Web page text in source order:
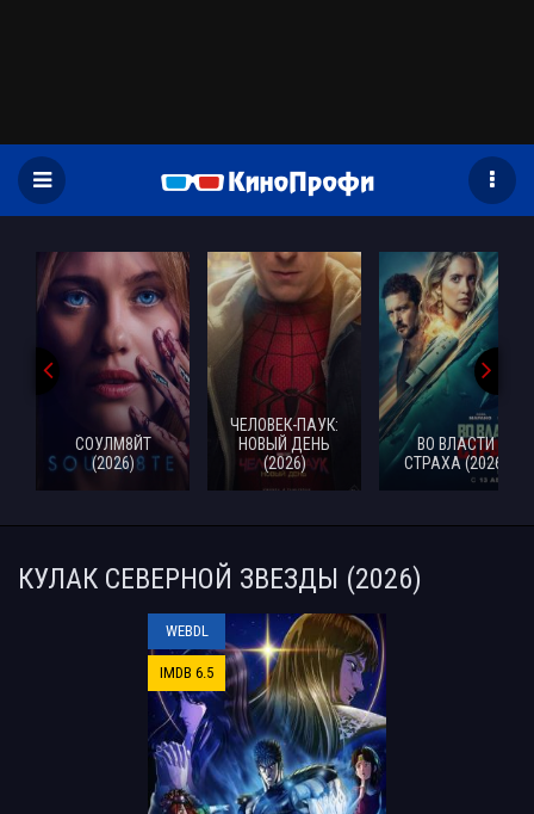
СОУЛМ8ЙТ
(2026)
ЧЕЛОВЕК-ПАУК:
НОВЫЙ ДЕНЬ
(2026)
ВО ВЛАСТИ
СТРАХА (2026)
КУЛАК СЕВЕРНОЙ ЗВЕЗДЫ (2026)
WEBDL
IMDB 6.5